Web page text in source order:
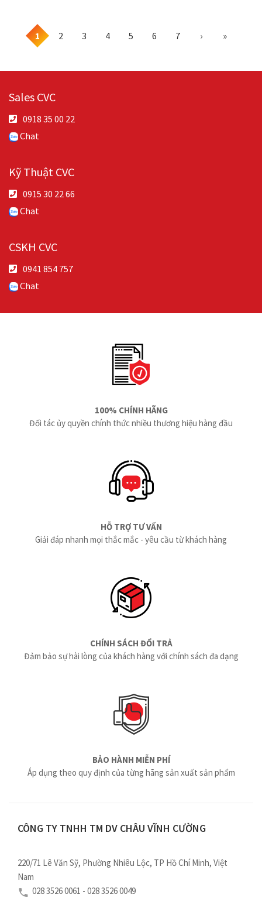
1 2 3 4 5 6 7 › »
Sales CVC
0918 35 00 22
Chat
Kỹ Thuật CVC
0915 30 22 66
Chat
CSKH CVC
0941 854 757
Chat
100% CHÍNH HÃNG
Đối tác ủy quyền chính thức nhiều thương hiệu hàng đầu
HỖ TRỢ TƯ VẤN
Giải đáp nhanh mọi thắc mắc - yêu cầu từ khách hàng
CHÍNH SÁCH ĐỔI TRẢ
Đảm bảo sự hài lòng của khách hàng với chính sách đa dạng
BẢO HÀNH MIỄN PHÍ
Áp dụng theo quy định của từng hãng sản xuất sản phẩm
CÔNG TY TNHH TM DV CHÂU VĨNH CƯỜNG
220/71 Lê Văn Sỹ, Phường Nhiêu Lộc, TP Hồ Chí Minh, Việt
Nam
028 3526 0061 - 028 3526 0049